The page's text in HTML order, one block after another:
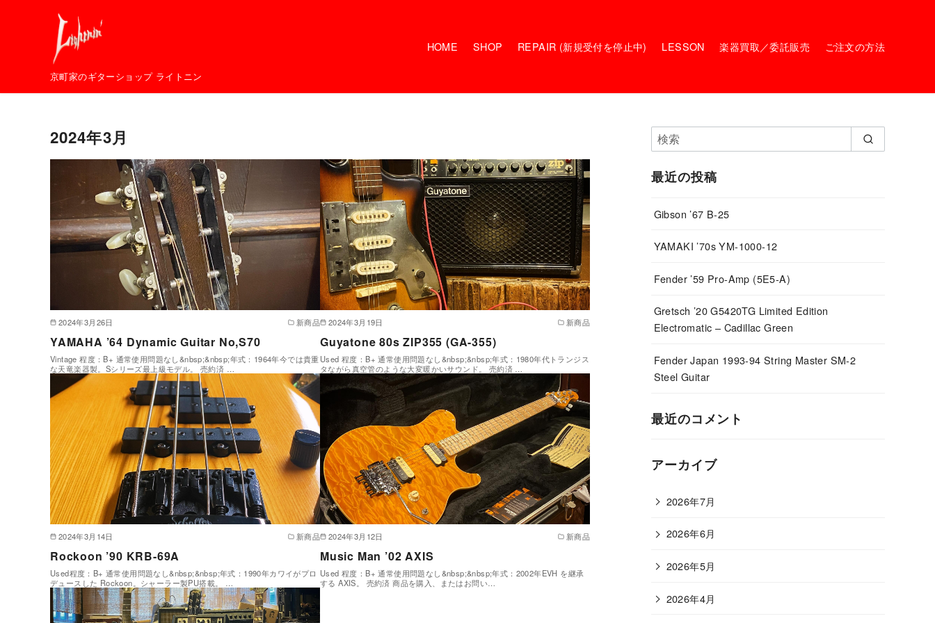
京町家のギターショップ ライトニン
HOME SHOP REPAIR (新規受付を停止中) LESSON 楽器買取／委託販売 ご注文の方法
2024年3月
2024年3月26日 新商品
YAMAHA ’64 Dynamic Guitar No,S70
Vintage 程度：B+ 通常使用問題なし&nbsp;&nbsp;年式：1964年今では貴重
な天竜楽器製。Sシリーズ最上級モデル。 売約済 …
2024年3月19日 新商品
Guyatone 80s ZIP355 (GA-355)
Used 程度：B+ 通常使用問題なし&nbsp;&nbsp;年式：1980年代トランジス
タながら真空管のような大変暖かいサウンド。 売約済 …
2024年3月14日 新商品
Rockoon ’90 KRB-69A
Used程度：B+ 通常使用問題なし&nbsp;&nbsp;年式：1990年カワイがプロ
デュースした Rockoon。シャーラー製PU搭載。 …
2024年3月12日 新商品
Music Man ’02 AXIS
Used 程度：B+ 通常使用問題なし&nbsp;&nbsp;年式：2002年EVH を継承
する AXIS。 売約済 商品を購入、またはお問い…
最近の投稿
Gibson ’67 B-25
YAMAKI ’70s YM-1000-12
Fender ’59 Pro-Amp (5E5-A)
Gretsch ’20 G5420TG Limited Edition
Electromatic – Cadillac Green
Fender Japan 1993-94 String Master SM-2
Steel Guitar
最近のコメント
アーカイブ
2026年7月
2026年6月
2026年5月
2026年4月